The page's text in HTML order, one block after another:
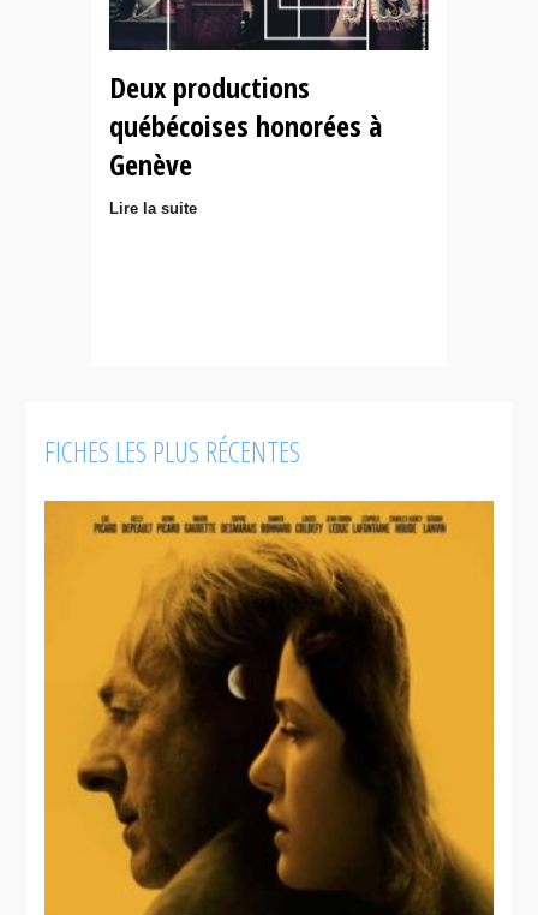
Deux productions
québécoises honorées à
Genève
Lire la suite
FICHES LES PLUS RÉCENTES